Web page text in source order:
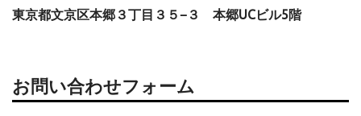
東京都文京区本郷３丁目３５−３ 本郷UCビル5階
お問い合わせフォーム